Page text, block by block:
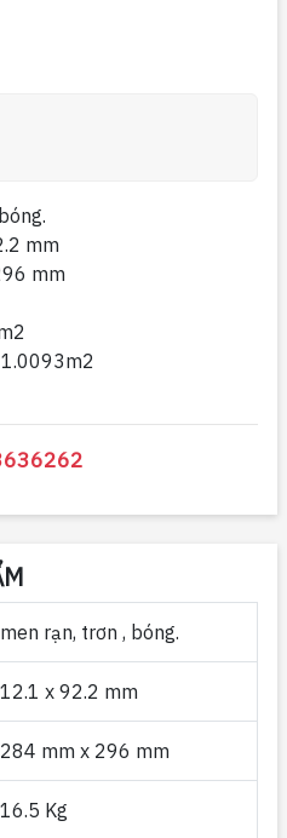
mm
mm
men rạn, trơn , bóng.
12.1 x 92.2 mm
284 mm x 296 mm
16.5 Kg